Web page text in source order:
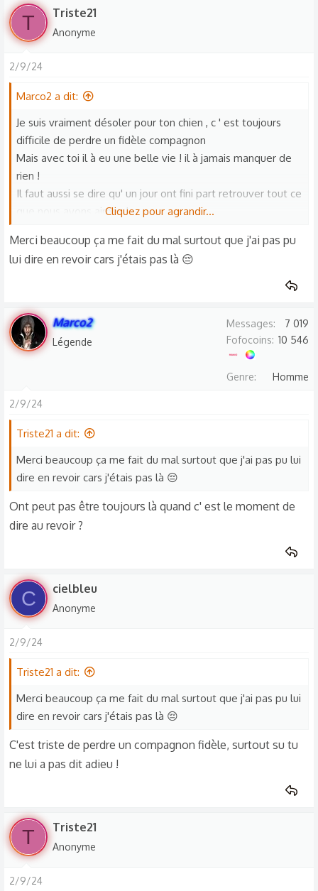
s
é
c
o
n
s
T Triste21
Anonyme
2/9/24
Marco2 a dit:
Je suis vraiment désoler pour ton chien , c ' est toujours
difficile de perdre un fidèle compagnon
Mais avec toi il à eu une belle vie ! il à jamais manquer de
rien !
Il faut aussi se dire qu' un jour ont fini part retrouver tout ce
que nous avons aimes !Cliquez pour agrandir...
Merci beaucoup ça me fait du mal surtout que j'ai pas pu
lui dire en revoir cars j'étais pas là 😔
Marco2
Légende
Messages
7 019
Fofocoins 10 546
Genre Homme
2/9/24
Triste21 a dit:
Merci beaucoup ça me fait du mal surtout que j'ai pas pu lui
dire en revoir cars j'étais pas là 😔
Ont peut pas être toujours là quand c' est le moment de
dire au revoir ?
C cielbleu
Anonyme
2/9/24
Triste21 a dit:
Merci beaucoup ça me fait du mal surtout que j'ai pas pu lui
dire en revoir cars j'étais pas là 😔
C'est triste de perdre un compagnon fidèle, surtout su tu
ne lui a pas dit adieu !
T Triste21
Anonyme
2/9/24